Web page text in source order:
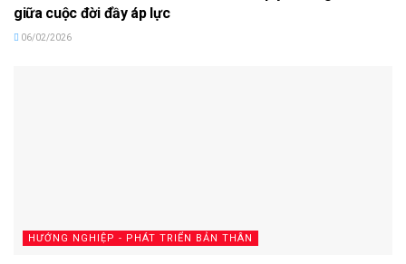
giữa cuộc đời đầy áp lực
06/02/2026
HƯỚNG NGHIỆP - PHÁT TRIỂN BẢN THÂN